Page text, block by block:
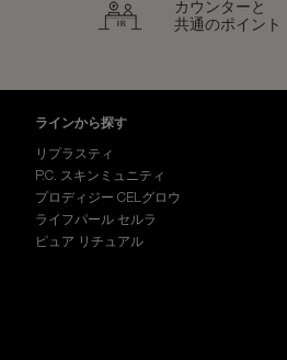
カウンターと
共通のポイント
ラインから探す
リプラスティ
P.C. スキンミュニティ
プロディジー CELグロウ
ライフパール セルラ
ピュア リチュアル